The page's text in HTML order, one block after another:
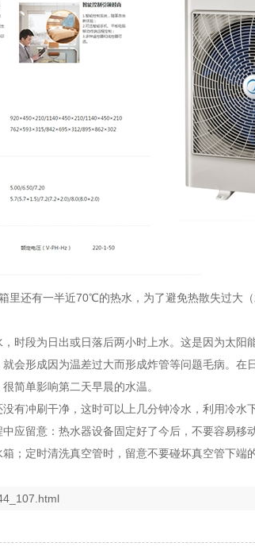
里还有一半近70℃的热水，为了避免热散失过大
时段为日出或日落后两小时上水。这是因为太
会形成因为温差过大而形成炸管等问题毛病。
简单影响第二天早晨的水温。
有冲刷干净，这时可以上几分钟冷水，利用冷水
应留意：热水器设备固定好了今后，不要容易
；定时清洗真空管时，留意不要碰坏真空管下